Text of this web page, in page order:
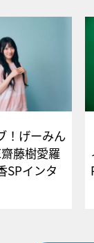
！げーみん
藤樹愛羅
SPインタ